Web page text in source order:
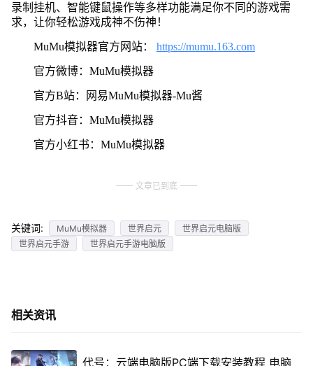
录制挂机、智能键鼠操作等多样功能满足你不同的游戏需
求，让你轻松游戏成神不伤神！
MuMu模拟器官方网站： https://mumu.163.com
官方微博：MuMu模拟器
官方B站：网易MuMu模拟器-Mu酱
官方抖音：MuMu模拟器
官方小红书：MuMu模拟器
文章已到底
关键词: MuMu模拟器 世界启元
世界启元电脑版
世界启元手游
世界启元手游电脑版
相关资讯
代号：云端电脑版PC端下载安装教程 电脑